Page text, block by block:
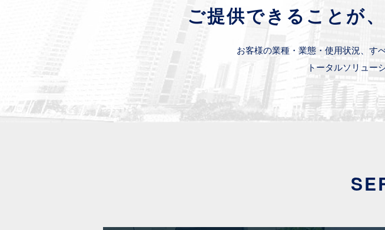
ご提供できることが
お客様の業種・業態・使用状況、す
トータルソリュー